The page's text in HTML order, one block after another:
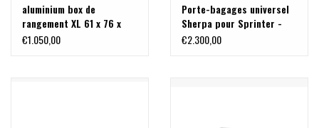
aluminium box de
rangement XL 61 x 76 x
40,6 cm
€1.050,00
Porte-bagages universel
Sherpa pour Sprinter -
907 /VS30
€2.300,00